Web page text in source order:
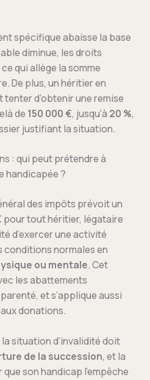
spécifique abaisse la base
diminue, les droits
qui allège la somme
De plus, un héritier en
d’obtenir une remise
de 150 000 €, jusqu’à 20 %,
justifiant la situation.
: qui peut prétendre à
handicapée ?
des impôts prévoit un
pour tout héritier, légataire
d’exercer une activité
conditions normales en
ou mentale. Cet
les abattements
et s’applique aussi
donations.
situation d’invalidité doit
de la succession, et la
son handicap l’empêche